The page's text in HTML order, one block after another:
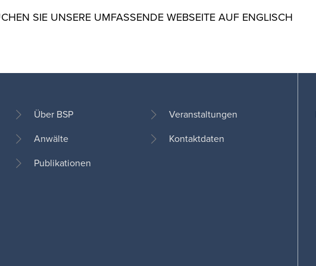
SIE UNSERE UMFASSENDE WEBSEITE AUF ENGLISCH
Footer
Über BSP
Anwälte
Publikationen
Veranstaltungen
Kontaktdaten